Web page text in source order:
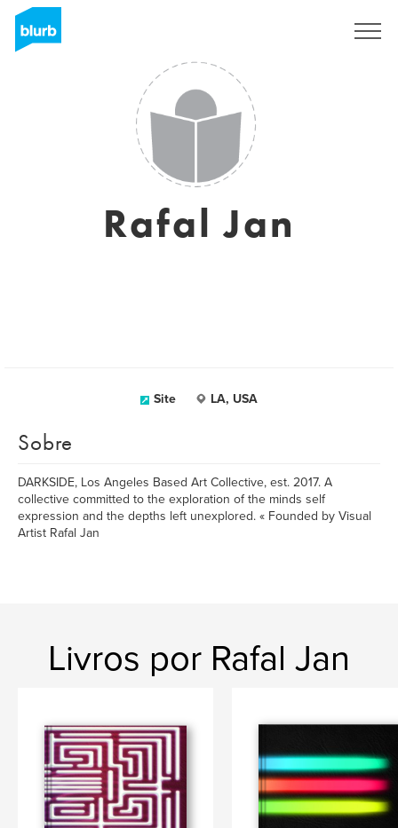
Rafal Jan
Site LA, USA
Sobre
DARKSIDE, Los Angeles Based Art Collective, est. 2017. A
collective committed to the exploration of the minds self
expression and the depths left unexplored. « Founded by Visual
Artist Rafal Jan
Livros por Rafal Jan